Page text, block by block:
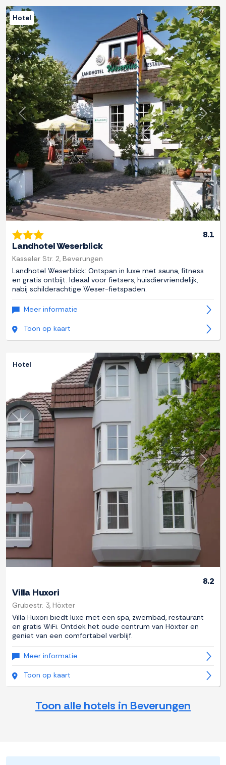
Previous Next
Hotel
8.1
Landhotel Weserblick
Kasseler Str. 2, Beverungen
Landhotel Weserblick: Ontspan in luxe met sauna, fitness
en gratis ontbijt. Ideaal voor fietsers, huisdiervriendelijk,
nabij schilderachtige Weser-fietspaden.
Meer informatie
Toon op kaart
Previous Next
Hotel
8.2
Villa Huxori
Grubestr. 3, Höxter
Villa Huxori biedt luxe met een spa, zwembad, restaurant
en gratis WiFi. Ontdek het oude centrum van Höxter en
geniet van een comfortabel verblijf.
Meer informatie
Toon op kaart
Toon alle hotels in Beverungen